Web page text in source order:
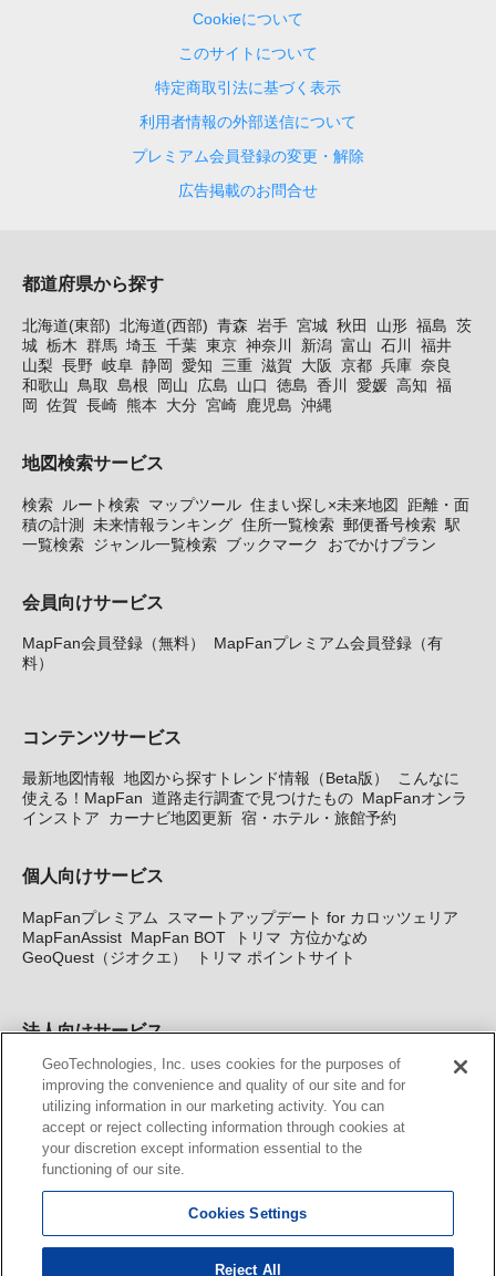
Cookieについて
このサイトについて
特定商取引法に基づく表示
利用者情報の外部送信について
プレミアム会員登録の変更・解除
広告掲載のお問合せ
都道府県から探す
北海道(東部) 北海道(西部) 青森 岩手 宮城 秋田 山形 福島 茨
城 栃木 群馬 埼玉 千葉 東京 神奈川 新潟 富山 石川
福井
山梨 長野 岐阜 静岡 愛知 三重 滋賀 大阪 京都 兵庫 奈良
和歌山
鳥取 島根 岡山 広島 山口 徳島 香川 愛媛 高知 福
岡
佐賀 長崎 熊本 大分 宮崎 鹿児島 沖縄
地図検索サービス
検索 ルート検索 マップツール 住まい探し×未来地図
距離・面
積の計測
未来情報ランキング 住所一覧検索 郵便番号検索 駅
一覧検索 ジャンル一覧検索 ブックマーク おでかけプラン
会員向けサービス
MapFan会員登録（無料）
MapFanプレミアム会員登録（有
料）
コンテンツサービス
最新地図情報 地図から探すトレンド情報（Beta版）
こんなに
使える！MapFan 道路走行調査で見つけたもの MapFanオンラ
インストア
カーナビ地図更新 宿・ホテル・旅館予約
個人向けサービス
MapFanプレミアム
スマートアップデート for カロッツェリア
MapFanAssist MapFan BOT トリマ 方位かなめ
GeoQuest（ジオクエ）
トリマ ポイントサイト
法人向けサービス
法人向け地図・位置情報サービス WEBサイト・システム向け地
図API Windows PC向け地図開発キット MapFan DB 住所確認
サービス
MAP WORLD+ トリマ広告 Geo-Research
カーナビ地図更新サービス
MapFan スマートメンバーズ カロッツェリア地図割プラス
KENWOOD MapFan Club
GeoTechnologies, Inc. uses cookies for the purposes of
improving the convenience and quality of our site and for
utilizing information in our marketing activity. You can
accept or reject collecting information through cookies at
your discretion except information essential to the
functioning of our site.
Cookies Settings
Reject All